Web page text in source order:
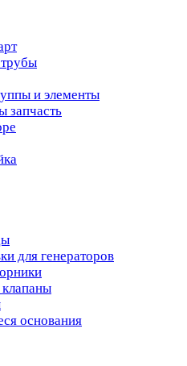
и элементы
запчасть
для генераторов
основания